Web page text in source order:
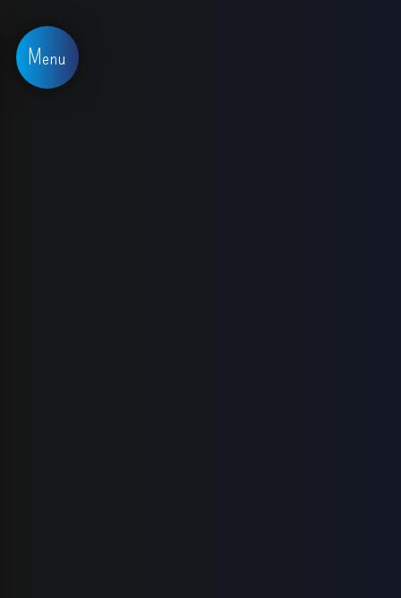
Menu